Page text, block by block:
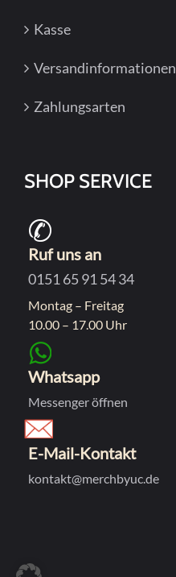
Kasse
Versandinformationen
Zahlungsarten
SHOP SERVICE
Ruf uns an
0151 65 91 54 34
Montag – Freitag
10.00 – 17.00 Uhr
Whatsapp
Messenger öffnen
E-Mail-Kontakt
kontakt@merchbyuc.de